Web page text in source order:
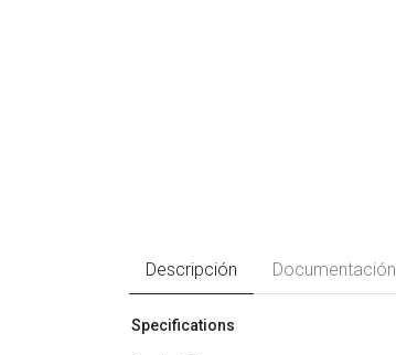
Descripción Documentación
Specifications